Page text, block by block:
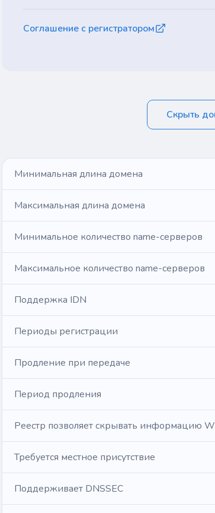
Соглашение с регистратором
Скрыть
Минимальная длина домена
Максимальная длина домена
Минимальное количество name-серверов
Максимальное количество name-серверов
Поддержка IDN
Периоды регистрации
Продление при передаче
Период продления
Реестр позволяет скрывать информацию
Требуется местное присутствие
Поддерживает DNSSEC